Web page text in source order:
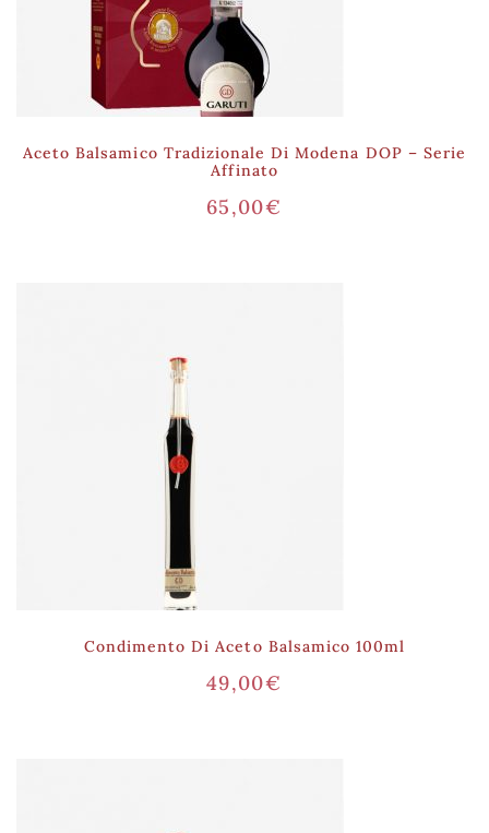
Aceto Balsamico Tradizionale Di Modena DOP – Serie
Affinato
65,00€
Condimento Di Aceto Balsamico 100ml
49,00€